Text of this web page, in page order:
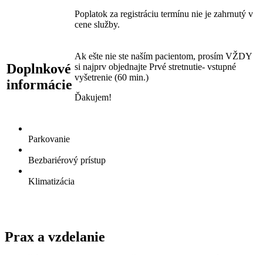
Poplatok za registráciu termínu nie je zahrnutý v
cene služby.
Doplnkové
informácie
Ak ešte nie ste naším pacientom, prosím VŽDY
si najprv objednajte Prvé stretnutie- vstupné
vyšetrenie (60 min.)
Ďakujem!
Parkovanie
Bezbariérový prístup
Klimatizácia
Prax a vzdelanie